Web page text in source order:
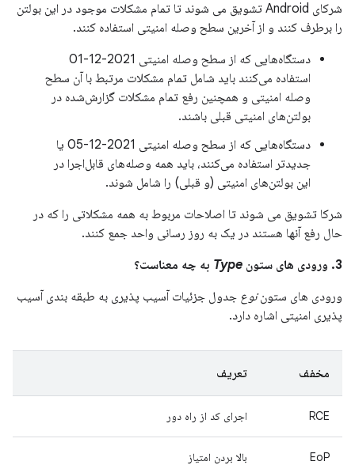
شرکای Android تشویق می شوند تا تمام مشکلات موجود در این بولتن
را برطرف کنند و از آخرین سطح وصله امنیتی استفاده کنند.
دستگاه‌هایی که از سطح وصله امنیتی 2021-12-01
استفاده می‌کنند باید شامل تمام مشکلات مرتبط با آن سطح
وصله امنیتی و همچنین رفع تمام مشکلات گزارش‌شده در
بولتن‌های امنیتی قبلی باشند.
دستگاه‌هایی که از سطح وصله امنیتی 2021-12-05 یا
جدیدتر استفاده می‌کنند، باید همه وصله‌های قابل‌اجرا در
این بولتن‌های امنیتی (و قبلی) را شامل شوند.
شرکا تشویق می شوند تا اصلاحات مربوط به همه مشکلاتی را که در
حال رفع آنها هستند در یک به روز رسانی واحد جمع کنند.
3. ورودی های ستون
Type به چه معناست؟
ورودی های ستوننوع جدول جزئیات آسیب پذیری به طبقه بندی آسیب
پذیری امنیتی اشاره دارد.
مخفف تعریف
RCE اجرای کد از راه دور
EoP بالا بردن امتیاز